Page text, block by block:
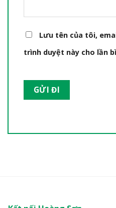
Lưu tên của tôi,
trình duyệt này cho lần